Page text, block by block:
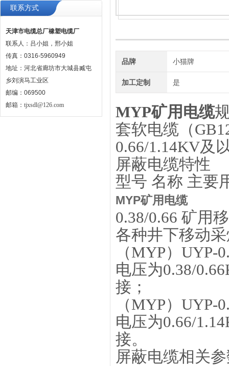
联系方式
天津市电缆总厂橡塑电缆厂
联系人：吕小姐，邢小姐
传真：0316-5960949
地址：河北省廊坊市大城县臧屯
乡刘演马工业区
邮编：069500
邮箱： tjxsdl@126.com
品牌 小猫牌
加工定制 是
MYP矿用电缆
套软电缆（
0.66/1.14KV及
屏蔽电缆特性
型号 名称 主要
MYP矿用电缆
0.38/0.66 矿用
各种井下移动
（MYP）
电压为0.38/
接；
（MYP）
电压为0.66/
接。
屏蔽